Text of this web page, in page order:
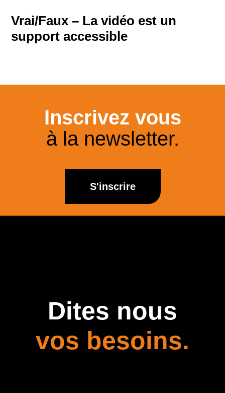
Vrai/Faux – La vidéo est un
support accessible
Inscrivez vous
à la newsletter.
S'inscrire
Dites nous
vos besoins.